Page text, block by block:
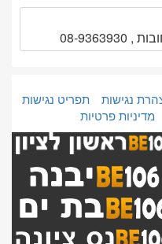
נגישות
תפריט נגישות
מדיניות פרטיות